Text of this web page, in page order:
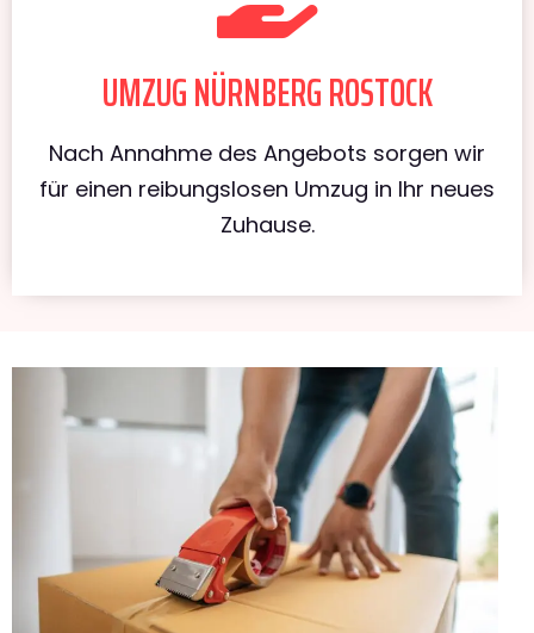
UMZUG NÜRNBERG ROSTOCK
Nach Annahme des Angebots sorgen wir
für einen reibungslosen Umzug in Ihr neues
Zuhause.